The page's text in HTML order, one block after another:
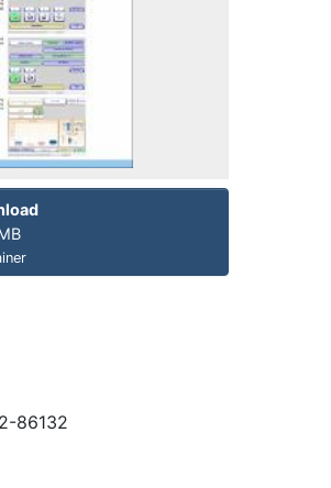
86132